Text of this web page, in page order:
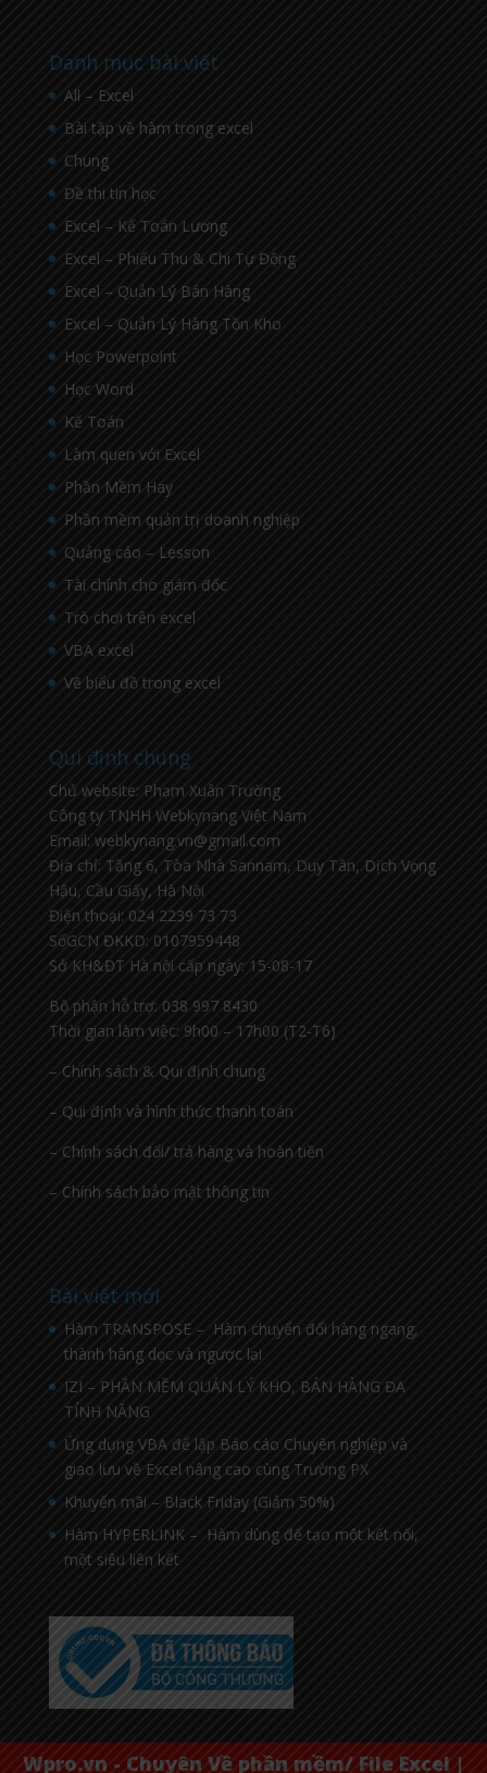
Wpro.vn - Chuyên Về phần mềm/ File Excel |
Danh mục bài viết
All – Excel
Bài tập về hàm trong excel
Chung
Đề thi tin học
Excel – Kế Toán Lương
Excel – Phiếu Thu & Chi Tự Động
Excel – Quản Lý Bán Hàng
Excel – Quản Lý Hàng Tồn Kho
Học Powerpoint
Học Word
Kế Toán
Làm quen với Excel
Phần Mềm Hay
Phần mềm quản trị doanh nghiệp
Quảng cáo – Lesson
Tài chính cho giám đốc
Trò chơi trên excel
VBA excel
Vẽ biểu đồ trong excel
Qui định chung
Chủ website: Phạm Xuân Trường
Công ty TNHH Webkynang Việt Nam
Email: webkynang.vn@gmail.com
Địa chỉ: Tầng 6, Tòa Nhà Sannam, Duy Tân, Dịch Vọng
Hậu, Cầu Giấy, Hà Nội
Điện thoại: 024 2239 73 73
SốGCN ĐKKD: 0107959448
Sở KH&ĐT Hà nội cấp ngày: 15-08-17
Bộ phận hỗ trợ: 038 997 8430
Thời gian làm việc: 9h00 – 17h00 (T2-T6)
– Chính sách & Qui định chung
– Qui định và hình thức thanh toán
– Chính sách đổi/ trả hàng và hoàn tiền
– Chính sách bảo mật thông tin
Bài viết mới
Hàm TRANSPOSE – Hàm chuyển đổi hàng ngang,
thành hàng dọc và ngược lại
IZI – PHẦN MỀM QUẢN LÝ KHO, BÁN HÀNG ĐA
TÍNH NĂNG
Ứng dụng VBA để lập Báo cáo Chuyên nghiệp và
giao lưu về Excel nâng cao cùng Trường PX
Khuyến mãi – Black Friday (Giảm 50%)
Hàm HYPERLINK – Hàm dùng để tạo một kết nối,
một siêu liên kết